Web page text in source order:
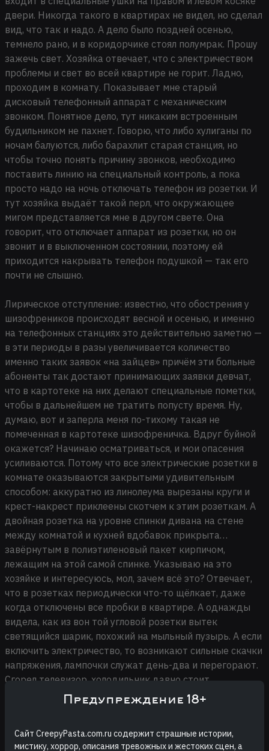
двери. Никогда такого в квартирах не видел, но сделал
вид, что так и надо. А дело было поздней осенью,
темнело рано, и в коридорчике стоял полумрак. Прошу
зажечь свет. Хозяйка отвечает, что с электричеством
проблемы и свет во всей квартире не горит. Ладно,
проходим в комнату. Показывает мне старый
дисковый телефонный аппарат с механическим
звонком. Понятное дело, тут никаким встроенным
будильником не пахнет. Говорю, что либо хулиганы по
ночам балуются, либо барахлит старая станция, но
чтобы точно понять причину звонков, необходимо
поставить линию на специальный контроль, а пока
просто надо на ночь отключать телефон из розетки. И
тут хозяйка выдаёт такой перл, что окружающее
мигом представляется мне в другом свете. Она
говорит, что отключает аппарат из розетки, но он
звонит и в выключенном состоянии, поэтому ей
приходится накрывать телефон подушкой — так его
почти не слышно.
Лирическое отступление: известно, что обострения у
шизофреников происходят весной и осенью, и именно
на телефонных станциях это действительно заметно —
в эти периоды в разы увеличивается количество
именно таких заявок «на зайцев» причём эти больные
абоненты так достают принимающих заявки девчат,
что в картотеке на них делают специальные пометки,
чтобы в дальнейшем не тратить попусту время. Ну,
думаю, вот и заперла меня по-тихому такая не
помеченная в картотеке шизофреничка. Вдруг буйной
окажется? Начинаю осматриваться, и мои опасения
усиливаются. Потому что все электрические розетки в
комнате оказываются закрытыми удивительным
способом: аккуратно из линолеума вырезаны круги и
крест-накрест приклеены скотчем к этим розеткам. А
двойная розетка на уровне спинки дивана на стене
между комнатой и кухней вдобавок прикрыта…
завёрнутым в полиэтиленовый пакет кирпичом,
лежащим на этой самой спинке. Указываю на это
хозяйке и интересуюсь, мол, зачем всё это? Отвечает,
что в розетках периодически что-то щёлкает, даже
когда отключены все пробки в квартире. А однажды
видела, как из вон той угловой розетки вытек
светящийся шарик, похожий на мыльный пузырь. А если
включить электричество, то возникают сильные скачки
напряжения, лампочки служат день-два и перегорают.
Сгорел телевизор, холодильник давно стоит
выключенным от греха подальше. Электрический
счётчик как-то накрутил огромную цифру за одну ночь.
разводят руками. Однажды видела, как лежащая на
Предупреждение 18+
Сайт CreepyPasta.com.ru содержит страшные истории,
мистику, хоррор, описания тревожных и жестоких сцен, а